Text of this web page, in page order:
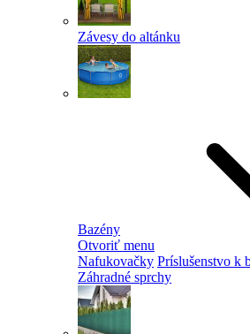
Závesy do altánku
Bazény
Otvoriť menu
Nafukovačky Príslušenstvo k
Záhradné sprchy